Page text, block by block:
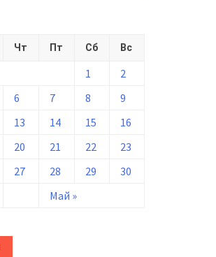
Чт Пт Сб Вс
Май »
1
2
6 7 8
9
13 14 15
16
20 21 22
23
27 28 29 30